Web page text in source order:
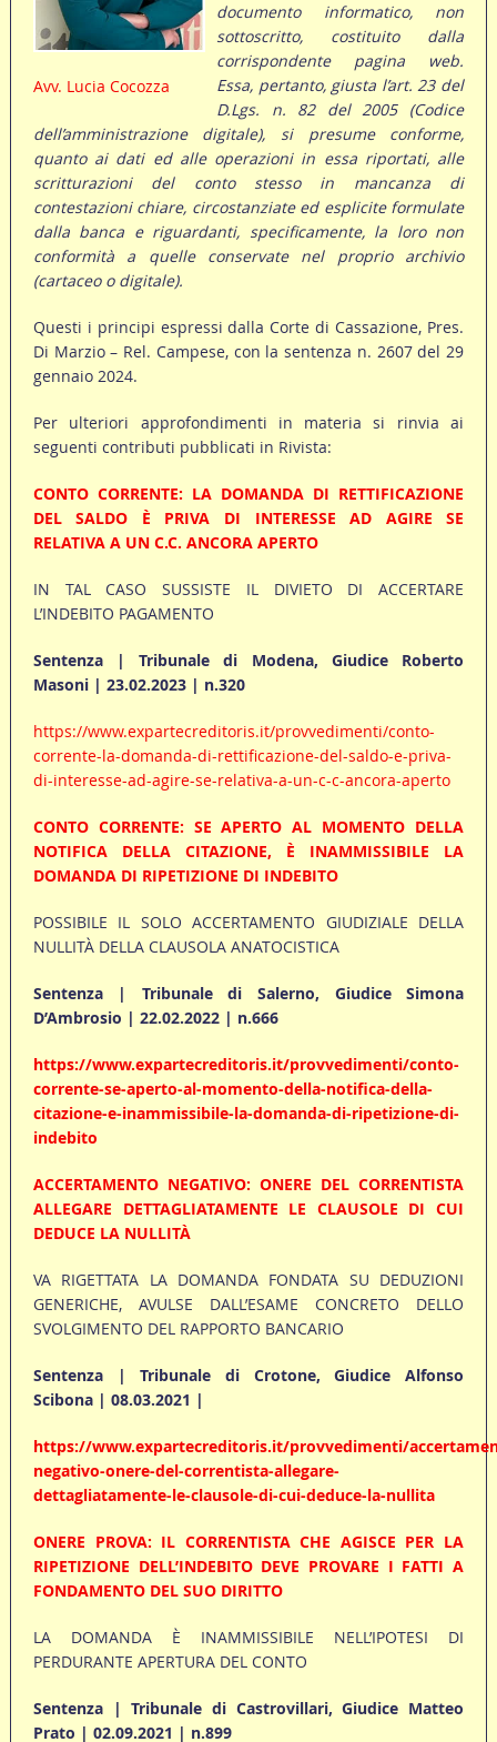
Avv. Lucia Cocozza
documento informatico, non
sottoscritto, costituito dalla
corrispondente pagina web.
Essa, pertanto, giusta l’art. 23 del
D.Lgs. n. 82 del 2005 (Codice
dell’amministrazione digitale), si presume conforme,
quanto ai dati ed alle operazioni in essa riportati, alle
scritturazioni del conto stesso in mancanza di
contestazioni chiare, circostanziate ed esplicite formulate
dalla banca e riguardanti, specificamente, la loro non
conformità a quelle conservate nel proprio archivio
(cartaceo o digitale).
Questi i principi espressi dalla Corte di Cassazione, Pres.
Di Marzio – Rel. Campese, con la sentenza n. 2607 del 29
gennaio 2024.
Per ulteriori approfondimenti in materia si rinvia ai
seguenti contributi pubblicati in Rivista:
CONTO CORRENTE: LA DOMANDA DI RETTIFICAZIONE
DEL SALDO È PRIVA DI INTERESSE AD AGIRE SE
RELATIVA A UN C.C. ANCORA APERTO
IN TAL CASO SUSSISTE IL DIVIETO DI ACCERTARE
L’INDEBITO PAGAMENTO
Sentenza | Tribunale di Modena, Giudice Roberto
Masoni | 23.02.2023 | n.320
https://www.expartecreditoris.it/provvedimenti/conto-
corrente-la-domanda-di-rettificazione-del-saldo-e-priva-
di-interesse-ad-agire-se-relativa-a-un-c-c-ancora-aperto
CONTO CORRENTE: SE APERTO AL MOMENTO DELLA
NOTIFICA DELLA CITAZIONE, È INAMMISSIBILE LA
DOMANDA DI RIPETIZIONE DI INDEBITO
POSSIBILE IL SOLO ACCERTAMENTO GIUDIZIALE DELLA
NULLITÀ DELLA CLAUSOLA ANATOCISTICA
Sentenza | Tribunale di Salerno, Giudice Simona
D’Ambrosio | 22.02.2022 | n.666
https://www.expartecreditoris.it/provvedimenti/conto-
corrente-se-aperto-al-momento-della-notifica-della-
citazione-e-inammissibile-la-domanda-di-ripetizione-di-
indebito
ACCERTAMENTO NEGATIVO: ONERE DEL CORRENTISTA
ALLEGARE DETTAGLIATAMENTE LE CLAUSOLE DI CUI
DEDUCE LA NULLITÀ
VA RIGETTATA LA DOMANDA FONDATA SU DEDUZIONI
GENERICHE, AVULSE DALL’ESAME CONCRETO DELLO
SVOLGIMENTO DEL RAPPORTO BANCARIO
Sentenza | Tribunale di Crotone, Giudice Alfonso
Scibona | 08.03.2021 |
https://www.expartecreditoris.it/provvedimenti/
negativo-onere-del-correntista-allegare-
dettagliatamente-le-clausole-di-cui-deduce-la-nullita
ONERE PROVA: IL CORRENTISTA CHE AGISCE PER LA
RIPETIZIONE DELL’INDEBITO DEVE PROVARE I FATTI A
FONDAMENTO DEL SUO DIRITTO
LA DOMANDA È INAMMISSIBILE NELL’IPOTESI DI
PERDURANTE APERTURA DEL CONTO
Sentenza | Tribunale di Castrovillari, Giudice Matteo
Prato | 02.09.2021 | n.899